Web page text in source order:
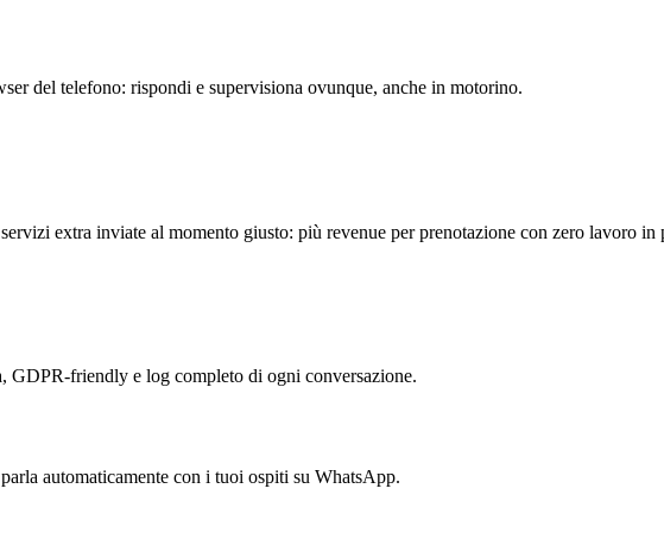
del telefono: rispondi e supervisiona ovunque, anche in motorino.
extra inviate al momento giusto: più revenue per prenotazione con zero lavoro in
friendly e log completo di ogni conversazione.
automaticamente con i tuoi ospiti su WhatsApp.